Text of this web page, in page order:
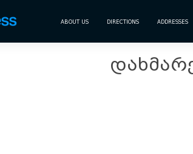
ABOUT US DIRECTIONS ADDRESSES